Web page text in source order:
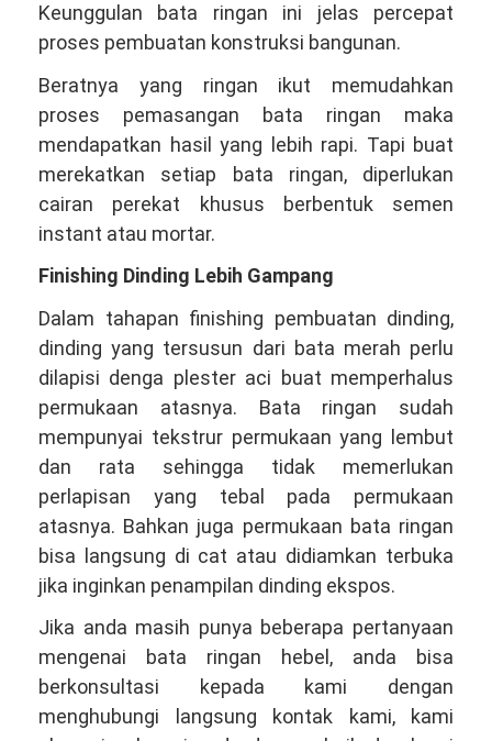
Keunggulan bata ringan ini jelas percepat
proses pembuatan konstruksi bangunan.
Beratnya yang ringan ikut memudahkan
proses pemasangan bata ringan maka
mendapatkan hasil yang lebih rapi. Tapi buat
merekatkan setiap bata ringan, diperlukan
cairan perekat khusus berbentuk semen
instant atau mortar.
Finishing Dinding Lebih Gampang
Dalam tahapan finishing pembuatan dinding,
dinding yang tersusun dari bata merah perlu
dilapisi denga plester aci buat memperhalus
permukaan atasnya. Bata ringan sudah
mempunyai tekstrur permukaan yang lembut
dan rata sehingga tidak memerlukan
perlapisan yang tebal pada permukaan
atasnya. Bahkan juga permukaan bata ringan
bisa langsung di cat atau didiamkan terbuka
jika inginkan penampilan dinding ekspos.
Jika anda masih punya beberapa pertanyaan
mengenai bata ringan hebel, anda bisa
berkonsultasi kepada kami dengan
menghubungi langsung kontak kami, kami